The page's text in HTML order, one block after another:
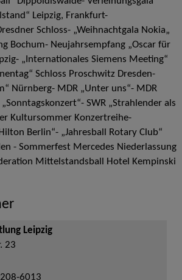
Leipzig, Frankfurt-
Schloss- „Weihnachtgala Nokia„
Bochum- Neujahrsempfang „Oscar für
„Internationales Siemens Meeting“
Schloss Proschwitz Dresden-
Nürnberg- MDR „Unter uns“- MDR
„Sonntagskonzert“- SWR „Strahlender als
Kultursommer Konzertreihe-
Berlin“- „Jahresball Rotary Club“
- Sommerfest Mercedes Niederlassung
Mittelstandsball Hotel Kempinski
Leipzig
23
6013